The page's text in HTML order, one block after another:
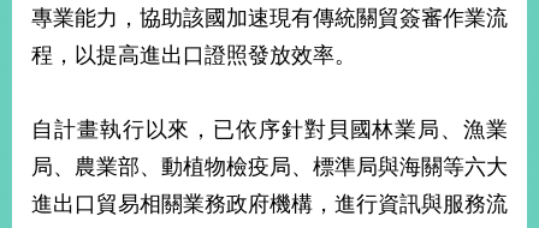
專業能力，協助該國加速現有傳統關貿簽審作業流
程，以提高進出口證照發放效率。
自計畫執行以來，已依序針對貝國林業局、漁業
局、農業部、動植物檢疫局、標準局與海關等六大
進出口貿易相關業務政府機構，進行資訊與服務流